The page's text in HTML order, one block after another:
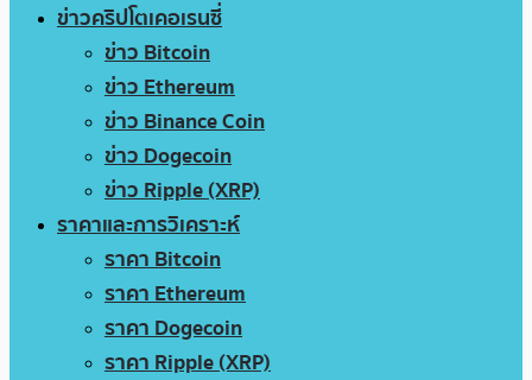
ข่าวคริปโตเคอเรนซี่
ข่าว Bitcoin
ข่าว Ethereum
ข่าว Binance Coin
ข่าว Dogecoin
ข่าว Ripple (XRP)
ราคาและการวิเคราะห์
ราคา Bitcoin
ราคา Ethereum
ราคา Dogecoin
ราคา Ripple (XRP)